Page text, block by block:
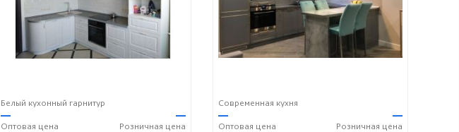
Белый кухонный гарнитур
—
Оптовая цена
—
Розничная цена
Современная кухня
—
Оптовая цена
—
Розничная цена